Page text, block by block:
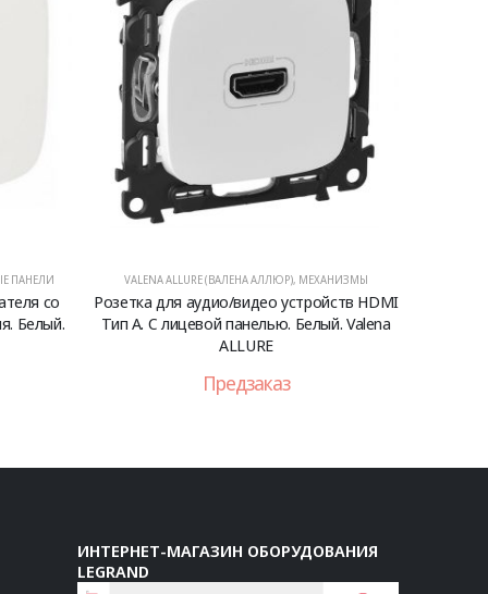
ПАНЕЛИ
со
Белый.
VALENA ALLURE (ВАЛЕНА АЛЛЮР), МЕХАНИЗМЫ
Розетка для аудио/видео устройств HDMI
Тип А. С лицевой панелью. Белый. Valena
ALLURE
Предзаказ
ИНТЕРНЕТ-МАГАЗИН ОБОРУДОВАНИЯ
LEGRAND